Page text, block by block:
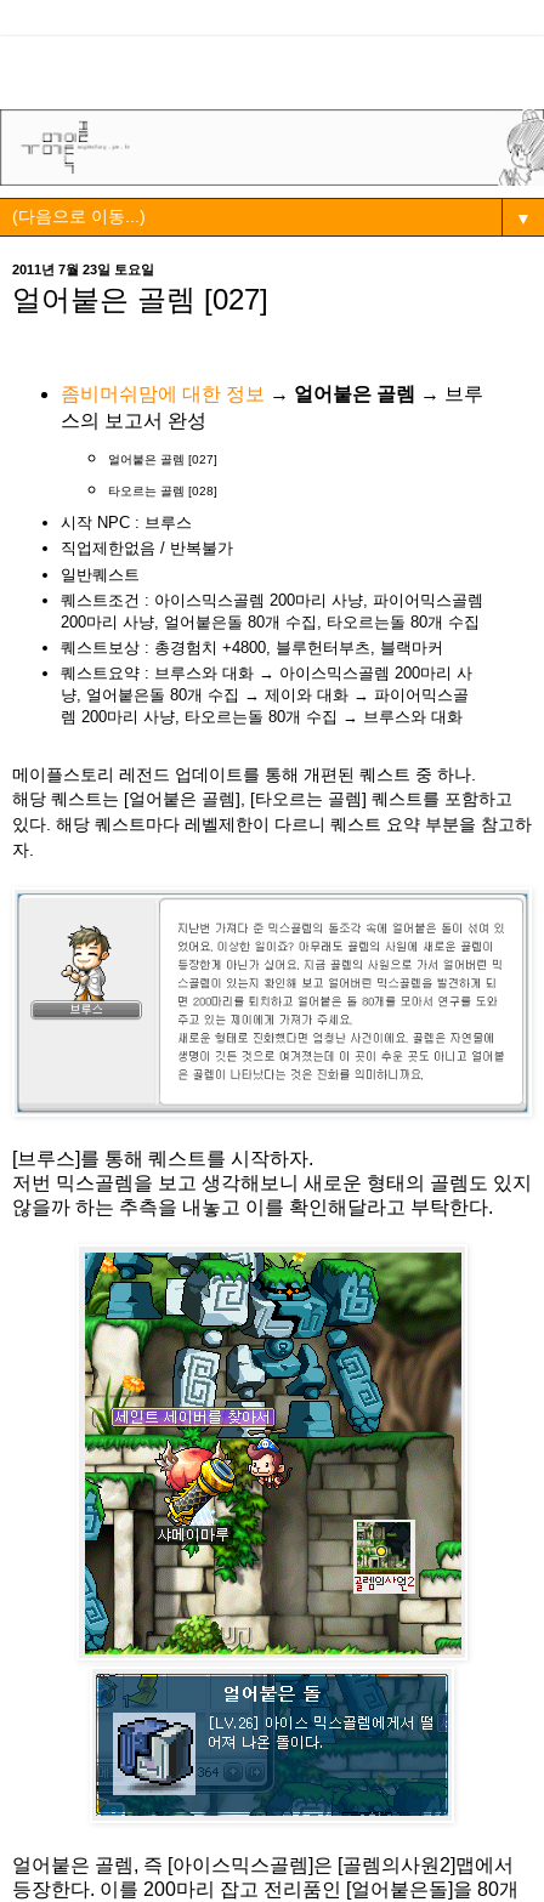
▼
2011년 7월 23일 토요일
얼어붙은 골렘 [027]
좀비머쉬맘에 대한 정보 → 얼어붙은 골렘 → 브루
스의 보고서 완성
얼어붙은 골렘 [027]
타오르는 골렘 [028]
시작 NPC : 브루스
직업제한없음 / 반복불가
일반퀘스트
퀘스트조건 : 아이스믹스골렘 200마리 사냥, 파이어믹스골렘
200마리 사냥, 얼어붙은돌 80개 수집, 타오르는돌 80개 수집
퀘스트보상 : 총경험치 +4800, 블루헌터부츠, 블랙마커
퀘스트요약 : 브루스와 대화 → 아이스믹스골렘 200마리 사
냥, 얼어붙은돌 80개 수집 → 제이와 대화 → 파이어믹스골
렘 200마리 사냥, 타오르는돌 80개 수집 → 브루스와 대화
메이플스토리 레전드 업데이트를 통해 개편된 퀘스트 중 하나.
해당 퀘스트는 [얼어붙은 골렘], [타오르는 골렘] 퀘스트를 포함하고
있다. 해당 퀘스트마다 레벨제한이 다르니 퀘스트 요약 부분을 참고하
자.
[브루스]를 통해 퀘스트를 시작하자.
저번 믹스골렘을 보고 생각해보니 새로운 형태의 골렘도 있지
않을까 하는 추측을 내놓고 이를 확인해달라고 부탁한다.
얼어붙은 골렘, 즉 [아이스믹스골렘]은 [골렘의사원2]맵에서
등장한다. 이를 200마리 잡고 전리품인 [얼어붙은돌]을 80개